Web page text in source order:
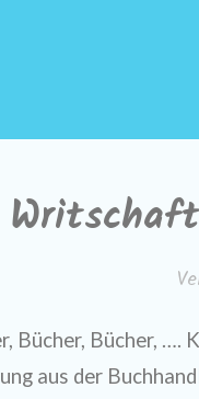
Bücher, Bücher,
aus der